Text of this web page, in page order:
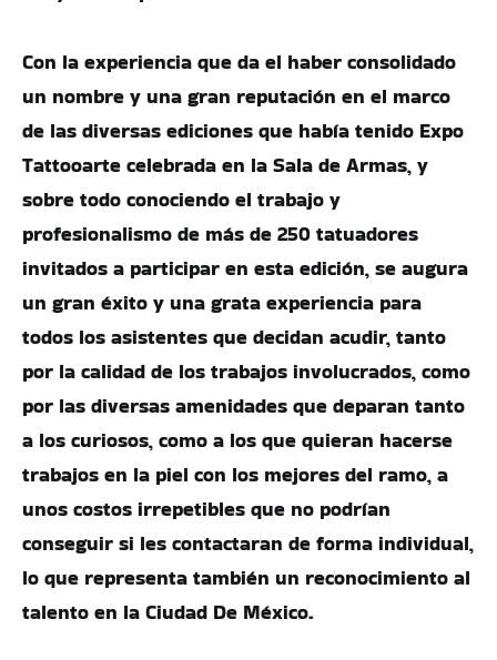
Con la experiencia que da el haber consolidado
un nombre y una gran reputación en el marco
de las diversas ediciones que había tenido Expo
Tattooarte celebrada en la Sala de Armas, y
sobre todo conociendo el trabajo y
profesionalismo de más de 250 tatuadores
invitados a participar en esta edición, se augura
un gran éxito y una grata experiencia para
todos los asistentes que decidan acudir, tanto
por la calidad de los trabajos involucrados, como
por las diversas amenidades que deparan tanto
a los curiosos, como a los que quieran hacerse
trabajos en la piel con los mejores del ramo, a
unos costos irrepetibles que no podrían
conseguir si les contactaran de forma individual,
lo que representa también un reconocimiento al
talento en la Ciudad De México.